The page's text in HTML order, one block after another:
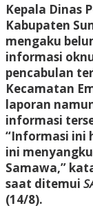
Kepala Dinas
Kabupaten
mengaku
informasi
pencabulan
Kecamatan
laporan
informasi
“Informasi ini
ini
Samawa,”
saat ditemui
(14/8).